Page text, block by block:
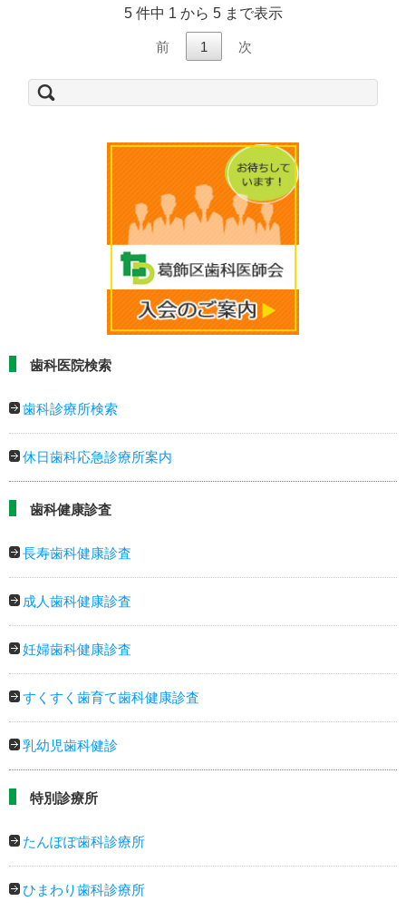
5 件中 1 から 5 まで表示
前 1
次
索:
歯科医院検索
歯科診療所検索
休日歯科応急診療所案内
歯科健康診査
長寿歯科健康診査
成人歯科健康診査
妊婦歯科健康診査
すくすく歯育て歯科健康診査
乳幼児歯科健診
特別診療所
たんぽぽ歯科診療所
ひまわり歯科診療所